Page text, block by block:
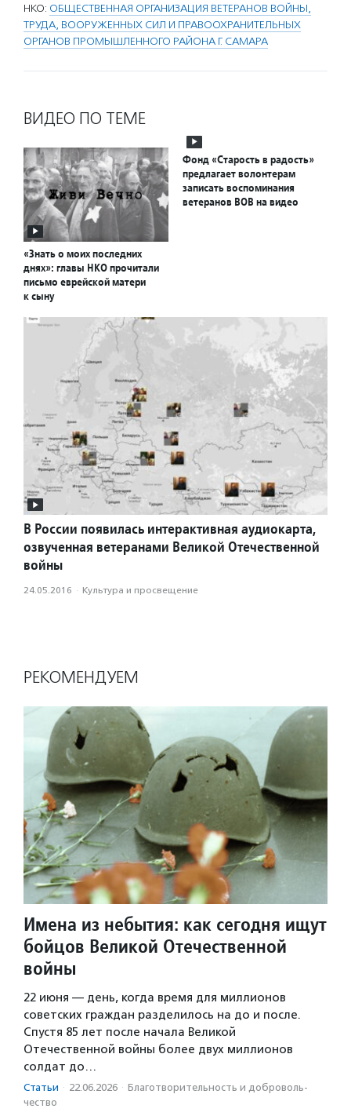
НКО: ОБЩЕСТВЕННАЯ ОРГАНИЗАЦИЯ ВЕТЕРАНОВ ВОЙНЫ,
ТРУДА, ВООРУЖЕННЫХ СИЛ И ПРАВООХРАНИТЕЛЬНЫХ
ОРГАНОВ ПРОМЫШЛЕННОГО РАЙОНА Г. САМАРА
ВИДЕО ПО ТЕМЕ
«Знать о моих последних
днях»: главы НКО прочитали
письмо еврейской матери
к сыну
Фонд «Старость в радость»
предлагает волонтерам
записать воспоминания
ветеранов ВОВ на видео
В России появилась интерактивная аудиокарта,
озвученная ветеранами Великой Отечественной
войны
24.05.2016 · Культура и просвещение
РЕКОМЕНДУЕМ
Имена из небытия: как сегодня ищут
бойцов Великой Отечественной
войны
22 июня — день, когда время для миллионов
советских граждан разделилось на до и после.
Спустя 85 лет после начала Великой
Отечественной войны более двух миллионов
солдат до…
Статьи · 22.06.2026 · Благотвори­тель­ность и доброволь­
чест­во